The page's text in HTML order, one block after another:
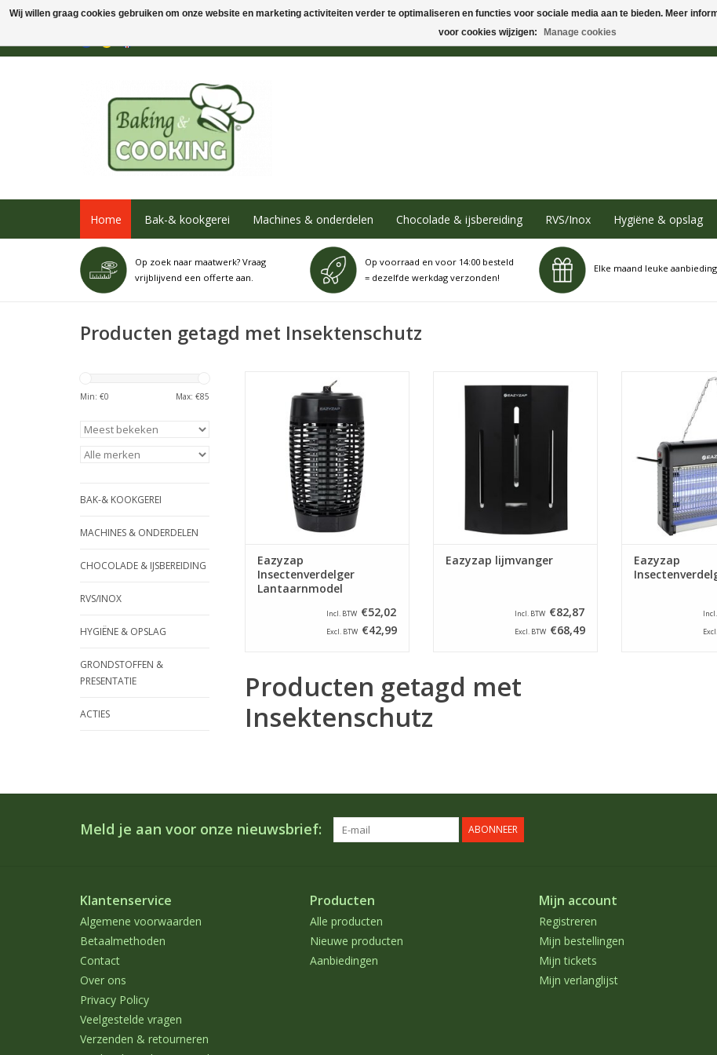
Home Bak-& kookgerei Machines & onderdelen Chocolade & ijsbereiding RVS/Inox Hygiëne & opslag
Op zoek naar maatwerk? Vraag
vrijblijvend een offerte aan.
Op voorraad en voor 14:00 besteld
= dezelfde werkdag verzonden!
Elke maand leuke
Producten getagd met Insektenschutz
Min: €0 Max: €85
BAK-& KOOKGEREI
MACHINES & ONDERDELEN
CHOCOLADE & IJSBEREIDING
RVS/INOX
HYGIËNE & OPSLAG
GRONDSTOFFEN &
PRESENTATIE
ACTIES
Hoge kwaliteit insectenverdelger
in sterke aluminium behuizing
met goed zichtbare buizen om
vliegen aan te trekken.
TOEVOEGEN AAN WINKELWAGEN
Eazyzap
Insectenverdelger
Lantaarnmodel
Incl. BTW €52,02
Excl. BTW €42,99
stille en discrete oplossing voor
het verbeteren van de hygiëne in
horecagelegenheden.
TOEVOEGEN AAN WINKELWAGEN
Eazyzap lijmvanger
Incl. BTW €82,87
Excl. BTW €68,49
Hoge kwaliteit
in sterke
met goed
vliegen aan te
TOEVOEGEN AAN
Eazyzap
Producten getagd met
Insektenschutz
Meld je aan voor onze nieuwsbrief: ABONNEER
Klantenservice
Algemene voorwaarden
Betaalmethoden
Contact
Over ons
Privacy Policy
Veelgestelde vragen
Verzenden & retourneren
Producten
Alle producten
Nieuwe producten
Aanbiedingen
Mijn account
Registreren
Mijn bestellingen
Mijn tickets
Mijn verlanglijst
Wij willen graag cookies gebruiken om onze website en marketing activiteiten verder te optimaliseren en functies voor sociale media aan te bieden. Meer
voor cookies wijzigen:
Manage cookies